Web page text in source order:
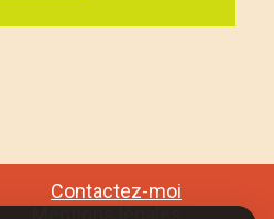
Contactez-moi
Mentions légales